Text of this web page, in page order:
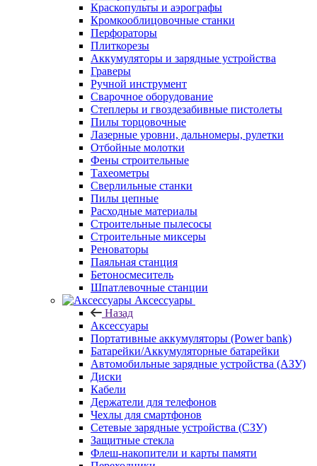
Краскопульты и аэрографы
Кромкооблицовочные станки
Перфораторы
Плиткорезы
Аккумуляторы и зарядные устройства
Граверы
Ручной инструмент
Сварочное оборудование
Степлеры и гвоздезабивные пистолеты
Пилы торцовочные
Лазерные уровни, дальномеры, рулетки
Отбойные молотки
Фены строительные
Тахеометры
Сверлильные станки
Пилы цепные
Расходные материалы
Строительные пылесосы
Строительные миксеры
Реноваторы
Паяльная станция
Бетоносмеситель
Шпатлевочные станции
Аксессуары
Назад
Аксессуары
Портативные аккумуляторы (Power bank)
Батарейки/Аккумуляторные батарейки
Автомобильные зарядные устройства (АЗУ)
Диски
Кабели
Держатели для телефонов
Чехлы для смартфонов
Сетевые зарядные устройства (СЗУ)
Защитные стекла
Флеш-накопители и карты памяти